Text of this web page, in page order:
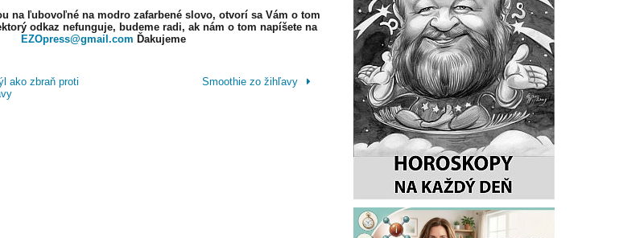
na ľubovoľné na modro zafarbené slovo, otvorí sa Vám o tom
odkaz nefunguje, budeme radi, ak nám o tom napíšete na
EZOpress@gmail.com Ďakujeme
ako zbraň proti
Smoothie zo žihľavy